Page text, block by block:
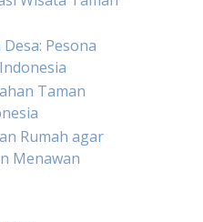
Pesona
Taman
Rumah agar
Menawan